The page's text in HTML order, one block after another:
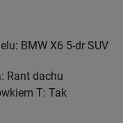
BMW X6 5-dr SUV
Rant dachu
T: Tak